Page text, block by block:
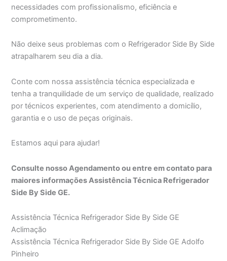
necessidades com profissionalismo, eficiência e
comprometimento.
Não deixe seus problemas com o Refrigerador Side By Side
atrapalharem seu dia a dia.
Conte com nossa assistência técnica especializada e
tenha a tranquilidade de um serviço de qualidade, realizado
por técnicos experientes, com atendimento a domicílio,
garantia e o uso de peças originais.
Estamos aqui para ajudar!
Consulte nosso Agendamento ou entre em contato para
maiores informações Assistência Técnica Refrigerador
Side By Side GE.
Assistência Técnica Refrigerador Side By Side GE
Aclimação
Assistência Técnica Refrigerador Side By Side GE Adolfo
Pinheiro